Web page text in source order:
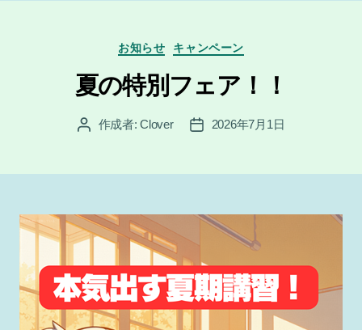
カ
テ
ゴ
リ
お知らせ キャンペーン
夏の特別フェア！！
投 作成者:Clover
投
2026年7月1日